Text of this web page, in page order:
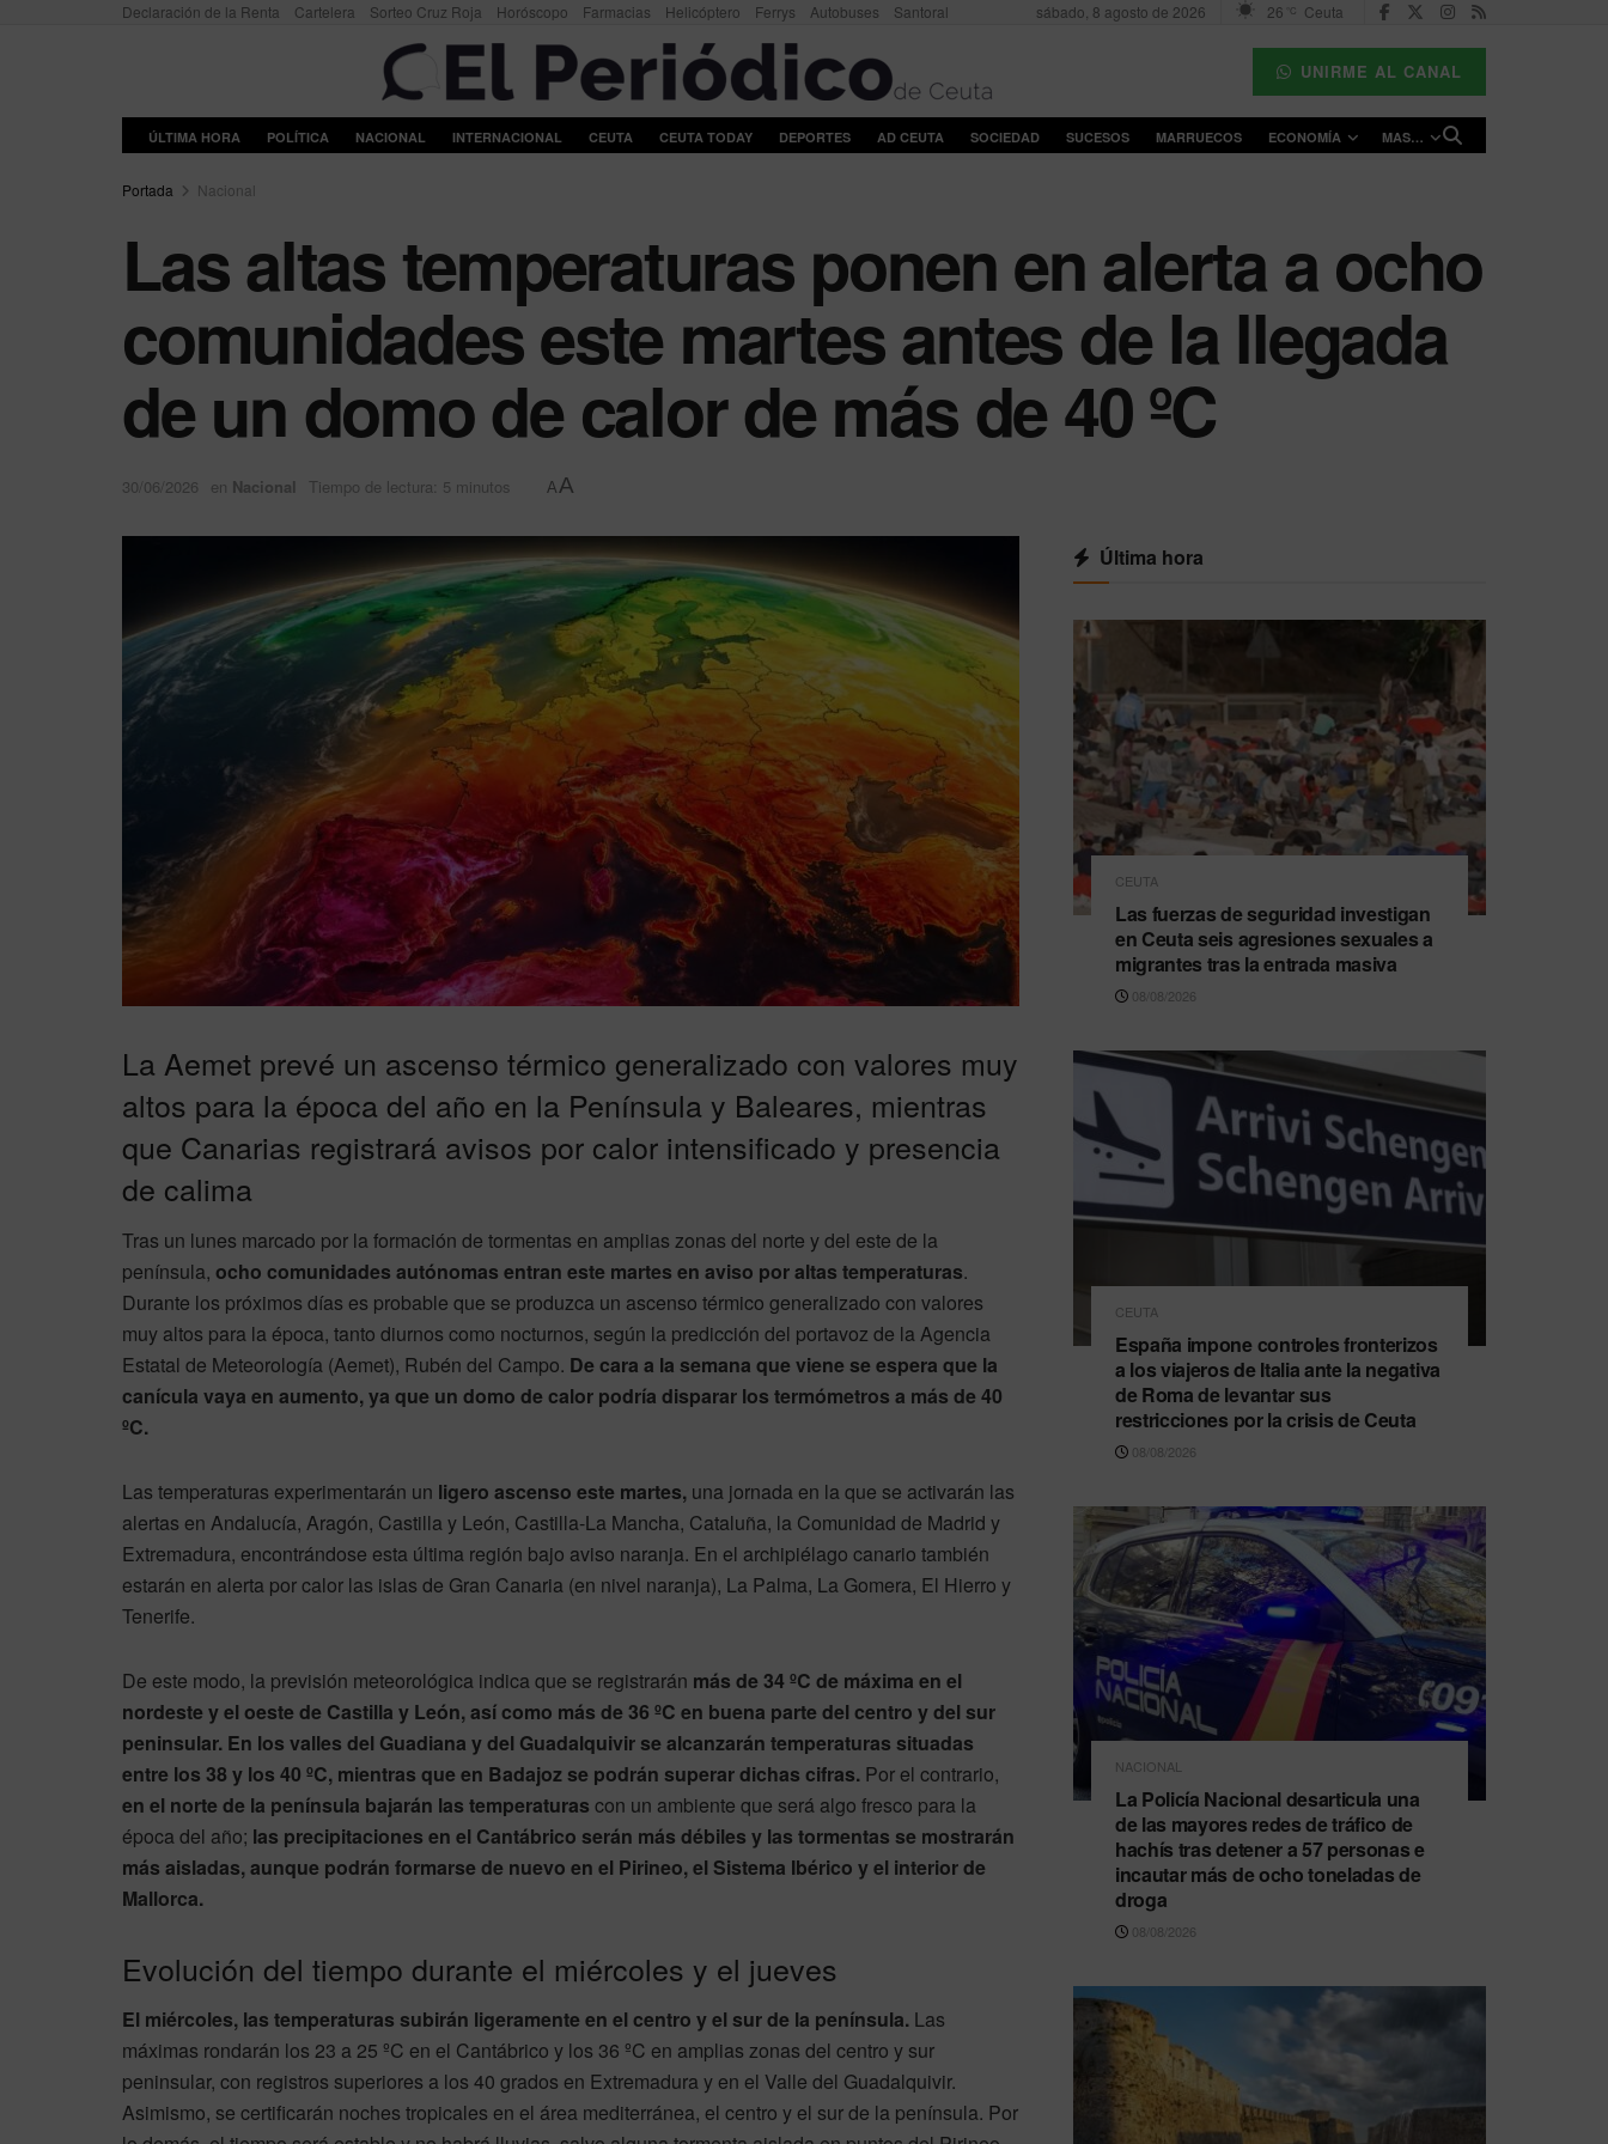
Declaración de la Renta Cartelera Sorteo Cruz Roja Horóscopo Farmacias Helicóptero Ferrys Autobuses Santoral sábado, 8 agosto de 2026 26 °C Ceuta
UNIRME AL CANAL
ÚLTIMA HORA POLÍTICA NACIONAL INTERNACIONAL CEUTA CEUTA TODAY DEPORTES AD CEUTA SOCIEDAD SUCESOS MARRUECOS ECONOMÍA MAS…
Portada Nacional
Las altas temperaturas ponen en alerta a ocho
comunidades este martes antes de la llegada
de un domo de calor de más de 40 ºC
30/06/2026 en Nacional Tiempo de lectura: 5 minutos AA
La Aemet prevé un ascenso térmico generalizado con valores muy
altos para la época del año en la Península y Baleares, mientras
que Canarias registrará avisos por calor intensificado y presencia
de calima
Tras un lunes marcado por la formación de tormentas en amplias zonas del norte y del este de la
península, ocho comunidades autónomas entran este martes en aviso por altas temperaturas.
Durante los próximos días es probable que se produzca un ascenso térmico generalizado con valores
muy altos para la época, tanto diurnos como nocturnos, según la predicción del portavoz de la Agencia
Estatal de Meteorología (Aemet), Rubén del Campo. De cara a la semana que viene se espera que la
canícula vaya en aumento, ya que un domo de calor podría disparar los termómetros a más de 40
ºC.
Las temperaturas experimentarán un ligero ascenso este martes, una jornada en la que se activarán las
alertas en Andalucía, Aragón, Castilla y León, Castilla-La Mancha, Cataluña, la Comunidad de Madrid y
Extremadura, encontrándose esta última región bajo aviso naranja. En el archipiélago canario también
estarán en alerta por calor las islas de Gran Canaria (en nivel naranja), La Palma, La Gomera, El Hierro y
Tenerife.
De este modo, la previsión meteorológica indica que se registrarán más de 34 ºC de máxima en el
nordeste y el oeste de Castilla y León, así como más de 36 ºC en buena parte del centro y del sur
peninsular. En los valles del Guadiana y del Guadalquivir se alcanzarán temperaturas situadas
entre los 38 y los 40 ºC, mientras que en Badajoz se podrán superar dichas cifras. Por el contrario,
en el norte de la península bajarán las temperaturas con un ambiente que será algo fresco para la
época del año; las precipitaciones en el Cantábrico serán más débiles y las tormentas se mostrarán
más aisladas, aunque podrán formarse de nuevo en el Pirineo, el Sistema Ibérico y el interior de
Mallorca.
Evolución del tiempo durante el miércoles y el jueves
El miércoles, las temperaturas subirán ligeramente en el centro y el sur de la península. Las
máximas rondarán los 23 a 25 ºC en el Cantábrico y los 36 ºC en amplias zonas del centro y sur
peninsular, con registros superiores a los 40 grados en Extremadura y en el Valle del Guadalquivir.
Asimismo, se certificarán noches tropicales en el área mediterránea, el centro y el sur de la península. Por
Última hora
CEUTA
Las fuerzas de seguridad investigan
en Ceuta seis agresiones sexuales a
migrantes tras la entrada masiva
08/08/2026
CEUTA
España impone controles fronterizos
a los viajeros de Italia ante la negativa
de Roma de levantar sus
restricciones por la crisis de Ceuta
08/08/2026
NACIONAL
La Policía Nacional desarticula una
de las mayores redes de tráfico de
hachís tras detener a 57 personas e
incautar más de ocho toneladas de
droga
08/08/2026